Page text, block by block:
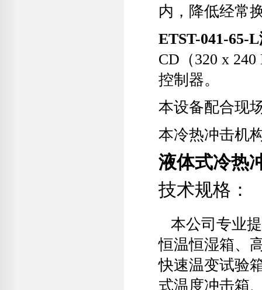
内，降低经常
ETST-041-65-
CD（320 x
控制器。
本设备配合现
本冷热冲击机
液体式冷热
技术规格：
本公司专业
恒温恒湿箱、
快速温变试验
式温度冲击箱